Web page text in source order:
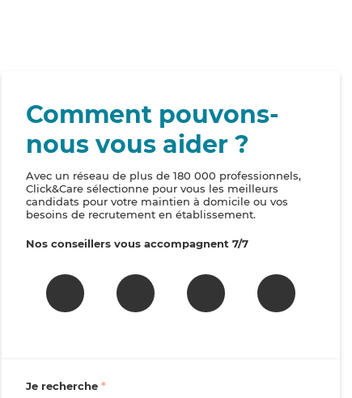
Comment pouvons-
nous vous aider ?
Avec un réseau de plus de 180 000 professionnels,
Click&Care sélectionne pour vous les meilleurs
candidats pour votre maintien à domicile ou vos
besoins de recrutement en établissement.
Nos conseillers vous accompagnent 7/7
Je recherche